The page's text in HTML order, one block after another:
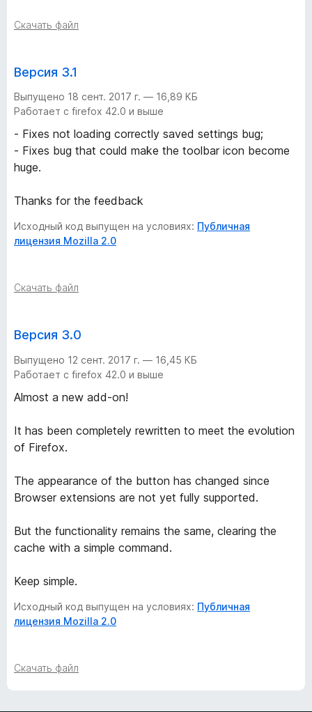
Скачать файл
Версия 3.1
Выпущено 18 сент. 2017 г. — 16,89 КБ
Работает с firefox 42.0 и выше
- Fixes not loading correctly saved settings bug;
- Fixes bug that could make the toolbar icon become
huge.
Thanks for the feedback
Исходный код выпущен на условиях: Публичная
лицензия Mozilla 2.0
Скачать файл
Версия 3.0
Выпущено 12 сент. 2017 г. — 16,45 КБ
Работает с firefox 42.0 и выше
Almost a new add-on!
It has been completely rewritten to meet the evolution
of Firefox.
The appearance of the button has changed since
Browser extensions are not yet fully supported.
But the functionality remains the same, clearing the
cache with a simple command.
Keep simple.
Исходный код выпущен на условиях: Публичная
лицензия Mozilla 2.0
Скачать файл